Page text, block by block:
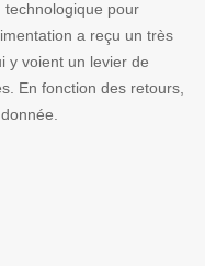
technologique pour
a reçu un très
y voient un levier de
En fonction des retours,